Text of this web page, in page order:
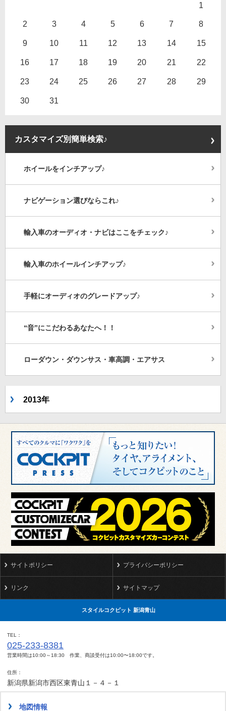
1
2 3 4 5 6 7 8
9 10 11 12 13 14 15
16 17 18 19 20 21 22
23 24 25 26 27 28 29
30 31
カスタマイズ別簡単検索♪
ホイールをインチアップ♪
ナビゲーション選びならこれ♪
輸入車のオーディオ・ナビはここをチェック♪
輸入車のホイールインチアップ♪
手軽にオーディオのグレードアップ♪
“音”にこだわるあなたへ！！
ローダウン・ダウンサス・車高調・エアサス
2013年
サイトポリシー プライバシーポリシー
リンク サイトマップ
スタイルコクピット 新潟青山
TEL
025-233-8381
営業時間は10:00～18:30 作業、商談受付は10:00〜18:00です。
住所
新潟県新潟市西区東青山１－４－１
地図情報